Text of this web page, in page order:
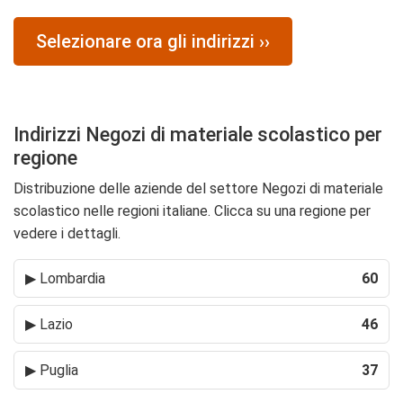
Selezionare ora gli indirizzi ››
Indirizzi Negozi di materiale scolastico per
regione
Distribuzione delle aziende del settore Negozi di materiale
scolastico nelle regioni italiane. Clicca su una regione per
vedere i dettagli.
▶ Lombardia 60
▶ Lazio 46
▶ Puglia 37